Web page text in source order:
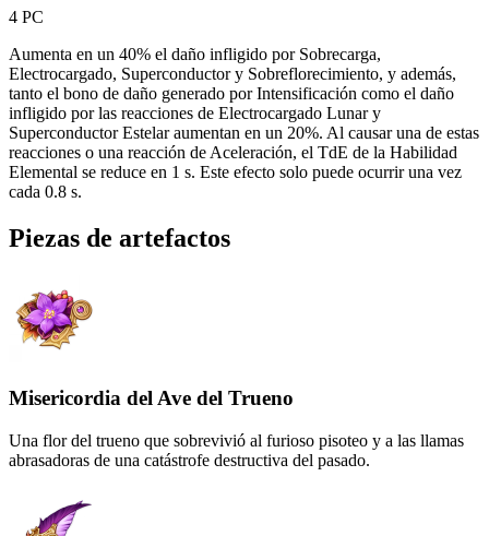
4 PC
Aumenta en un 40% el daño infligido por Sobrecarga,
Electrocargado, Superconductor y Sobreflorecimiento, y además,
tanto el bono de daño generado por Intensificación como el daño
infligido por las reacciones de Electrocargado Lunar y
Superconductor Estelar aumentan en un 20%. Al causar una de estas
reacciones o una reacción de Aceleración, el TdE de la Habilidad
Elemental se reduce en 1 s. Este efecto solo puede ocurrir una vez
cada 0.8 s.
Piezas de artefactos
Misericordia del Ave del Trueno
Una flor del trueno que sobrevivió al furioso pisoteo y a las llamas
abrasadoras de una catástrofe destructiva del pasado.